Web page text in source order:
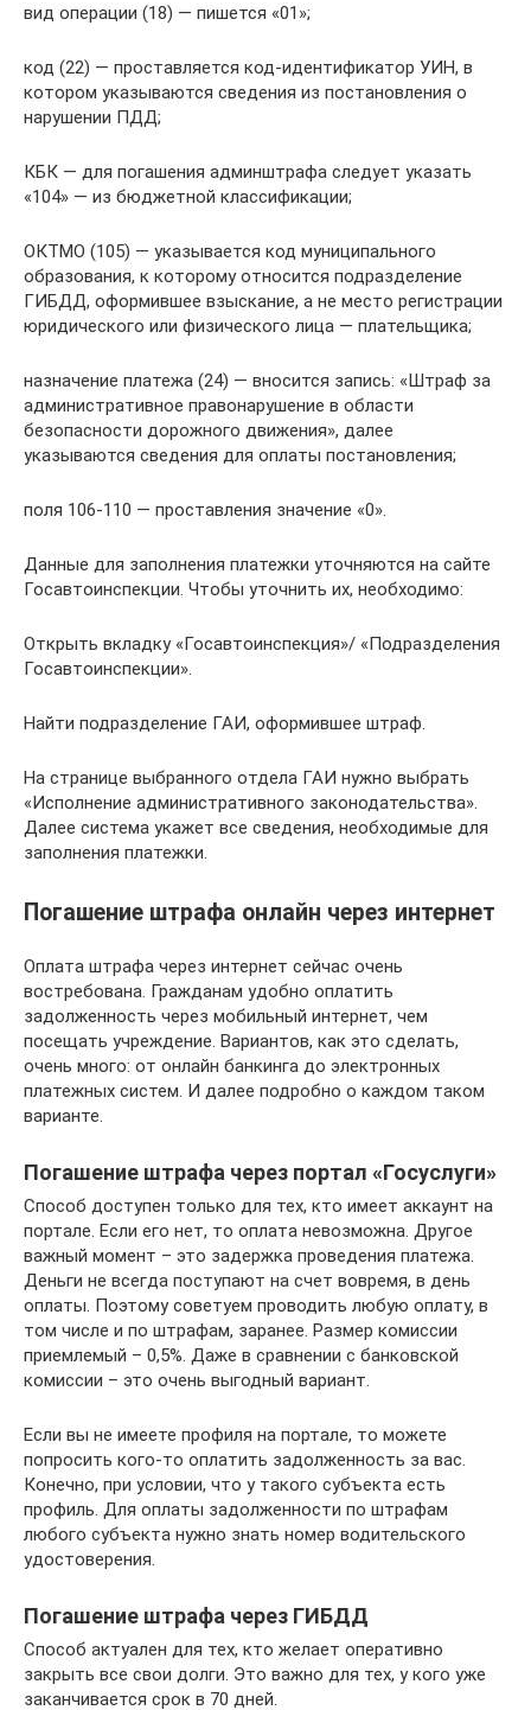
вид операции (18) — пишется «01»;
код (22) — проставляется код-идентификатор УИН, в
котором указываются сведения из постановления о
нарушении ПДД;
КБК — для погашения админштрафа следует указать
«104» — из бюджетной классификации;
ОКТМО (105) — указывается код муниципального
образования, к которому относится подразделение
ГИБДД, оформившее взыскание, а не место регистрации
юридического или физического лица — плательщика;
назначение платежа (24) — вносится запись: «Штраф за
административное правонарушение в области
безопасности дорожного движения», далее
указываются сведения для оплаты постановления;
поля 106-110 — проставления значение «0».
Данные для заполнения платежки уточняются на сайте
Госавтоинспекции. Чтобы уточнить их, необходимо:
Открыть вкладку «Госавтоинспекция»/ «Подразделения
Госавтоинспекции».
Найти подразделение ГАИ, оформившее штраф.
На странице выбранного отдела ГАИ нужно выбрать
«Исполнение административного законодательства».
Далее система укажет все сведения, необходимые для
заполнения платежки.
Погашение штрафа онлайн через интернет
Оплата штрафа через интернет сейчас очень
востребована. Гражданам удобно оплатить
задолженность через мобильный интернет, чем
посещать учреждение. Вариантов, как это сделать,
очень много: от онлайн банкинга до электронных
платежных систем. И далее подробно о каждом таком
варианте.
Погашение штрафа через портал «Госуслуги»
Способ доступен только для тех, кто имеет аккаунт на
портале. Если его нет, то оплата невозможна. Другое
важный момент – это задержка проведения платежа.
Деньги не всегда поступают на счет вовремя, в день
оплаты. Поэтому советуем проводить любую оплату, в
том числе и по штрафам, заранее. Размер комиссии
приемлемый – 0,5%. Даже в сравнении с банковской
комиссии – это очень выгодный вариант.
Если вы не имеете профиля на портале, то можете
попросить кого-то оплатить задолженность за вас.
Конечно, при условии, что у такого субъекта есть
профиль. Для оплаты задолженности по штрафам
любого субъекта нужно знать номер водительского
удостоверения.
Погашение штрафа через ГИБДД
Способ актуален для тех, кто желает оперативно
закрыть все свои долги. Это важно для тех, у кого уже
заканчивается срок в 70 дней.